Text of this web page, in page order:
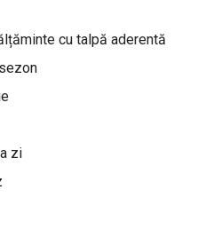
cu talpă aderentă
zi